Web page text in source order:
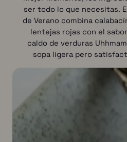
ser todo lo que necesitas.
de Verano combina
lentejas rojas con el
caldo de verduras
sopa ligera pero